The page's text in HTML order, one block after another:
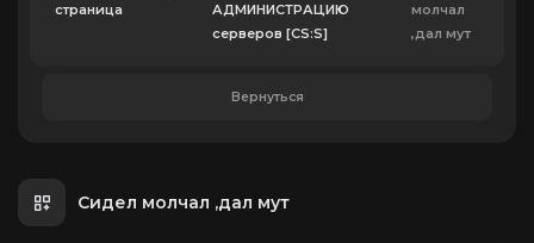
страница
АДМИНИСТРАЦИЮ
серверов [CS:S]
молчал
,дал мут
Вернуться
Сидел молчал ,дал мут